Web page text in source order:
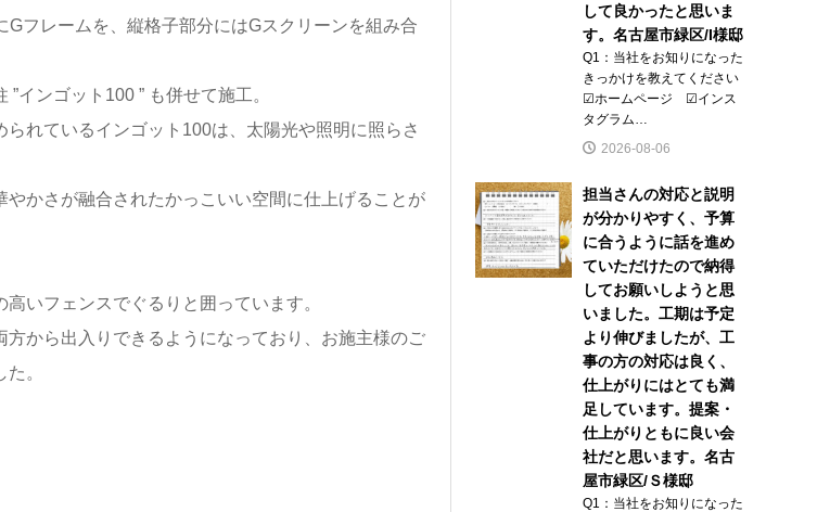
フレームを、縦格子部分にはGスクリーンを組み合
インゴット100 ” も併せて施工。
れているインゴット100は、太陽光や照明に照らさ
かさが融合されたかっこいい空間に仕上げることが
いフェンスでぐるりと囲っています。
から出入りできるようになっており、お施主様のご
。
して良かったと思いま
す。名古屋市緑区/I様邸
Q1：当社をお知りになった
きっかけを教えてください
☑ホームページ ☑インス
タグラム…
2026-08-06
担当さんの対応と説明
が分かりやすく、予算
に合うように話を進め
ていただけたので納得
してお願いしようと思
いました。工期は予定
より伸びましたが、工
事の方の対応は良く、
仕上がりにはとても満
足しています。提案・
仕上がりともに良い会
社だと思います。名古
屋市緑区/Ｓ様邸
Q1：当社をお知りになった